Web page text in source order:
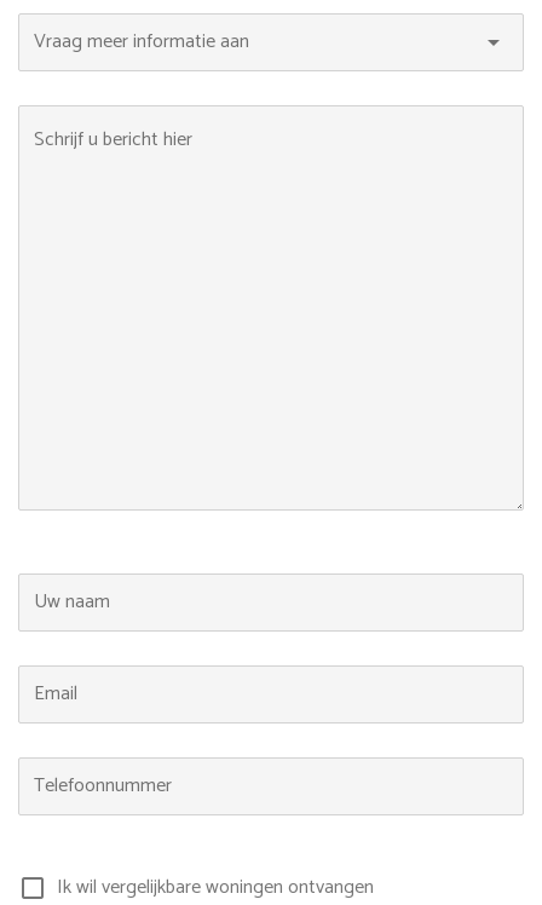
Vraag meer informatie aan arrow_drop_down
Schrijf u bericht hier
Uw naam
Email
Telefoonnummer
check_box_outline_blank Ik wil vergelijkbare woningen ontvangen